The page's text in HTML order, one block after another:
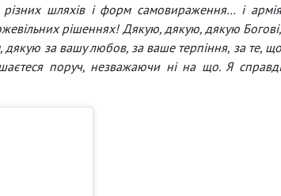
шляхів і форм самовираження… і армія
рішеннях! Дякую, дякую, дякую Богові,
за вашу любов, за ваше терпіння, за те, що
поруч, незважаючи ні на що. Я справді